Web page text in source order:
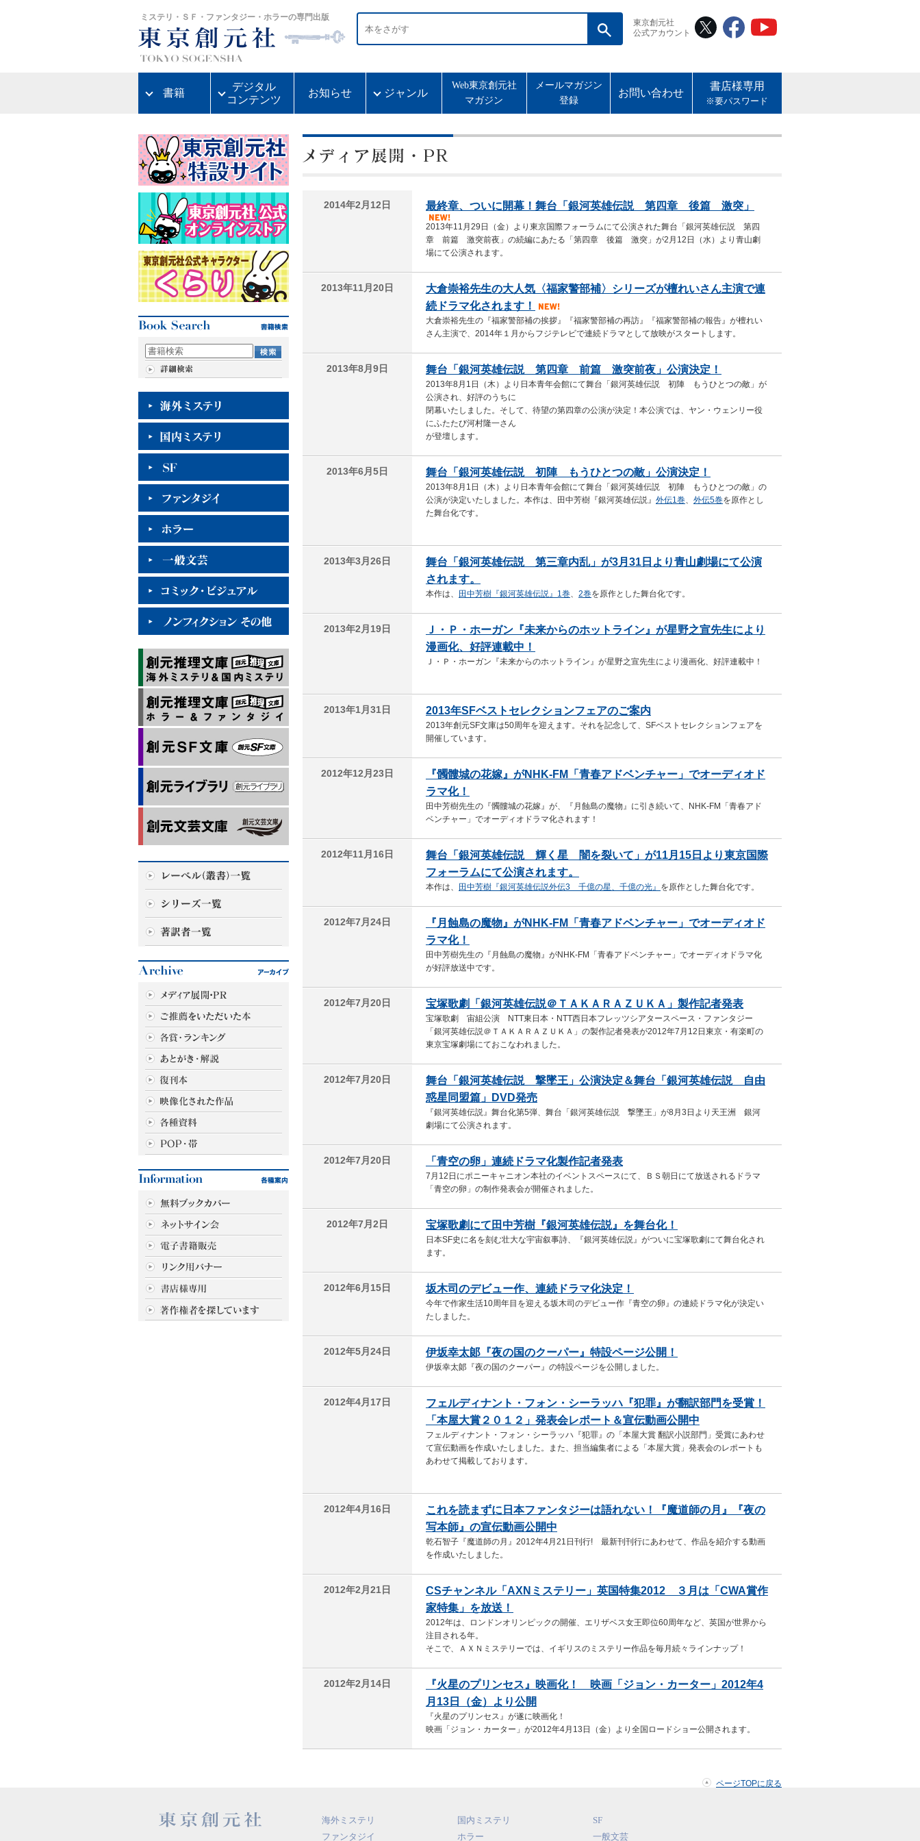
ミステリ・ＳＦ・ファンタジー・ホラーの専門出版
東京創元社
公式アカウント
書籍
デジタル
コンテンツ
お知らせ ジャンル
Web東京創元社
マガジン
メールマガジン
登録
お問い合わせ
書店様専用
※要パスワード
2014年2月12日 最終章、ついに開幕！舞台「銀河英雄伝説 第四章 後篇 激突」
2013年11月29日（金）より東京国際フォーラムにて公演された舞台「銀河英雄伝説 第四
章 前篇 激突前夜」の続編にあたる「第四章 後篇 激突」が2月12日（水）より青山劇
場にて公演されます。
2013年11月20日
大倉崇裕先生の大人気〈福家警部補〉シリーズが檀れいさん主演で連
続ドラマ化されます！
大倉崇裕先生の『福家警部補の挨拶』『福家警部補の再訪』『福家警部補の報告』が檀れい
さん主演で、2014年１月からフジテレビで連続ドラマとして放映がスタートします。
2013年8月9日 舞台「銀河英雄伝説 第四章 前篇 激突前夜」公演決定！
2013年8月1日（木）より日本青年会館にて舞台「銀河英雄伝説 初陣 もうひとつの敵」が
公演され、好評のうちに
閉幕いたしました。そして、待望の第四章の公演が決定！本公演では、ヤン・ウェンリー役
にふたたび河村隆一さん
が登壇します。
2013年6月5日 舞台「銀河英雄伝説 初陣 もうひとつの敵」公演決定！
2013年8月1日（木）より日本青年会館にて舞台「銀河英雄伝説 初陣 もうひとつの敵」の
公演が決定いたしました。本作は、田中芳樹『銀河英雄伝説』 外伝1巻、 外伝5巻を原作とし
た舞台化です。
2013年3月26日
舞台「銀河英雄伝説 第三章内乱」が3月31日より青山劇場にて公演
されます。
本作は、 田中芳樹『銀河英雄伝説』1巻、 2巻を原作とした舞台化です。
2013年2月19日
Ｊ・Ｐ・ホーガン『未来からのホットライン』が星野之宣先生により
漫画化、好評連載中！
Ｊ・Ｐ・ホーガン『未来からのホットライン』が星野之宣先生により漫画化、好評連載中！
2013年1月31日 2013年SFベストセレクションフェアのご案内
2013年創元SF文庫は50周年を迎えます。それを記念して、SFベストセレクションフェアを
開催しています。
2012年12月23日
『髑髏城の花嫁』がNHK-FM「青春アドベンチャー」でオーディオド
ラマ化！
田中芳樹先生の『髑髏城の花嫁』が、『月蝕島の魔物』に引き続いて、NHK-FM「青春アド
ベンチャー」でオーディオドラマ化されます！
2012年11月16日
舞台「銀河英雄伝説 輝く星 闇を裂いて」が11月15日より東京国際
フォーラムにて公演されます。
本作は、 田中芳樹『銀河英雄伝説外伝3 千億の星、千億の光』 を原作とした舞台化です。
2012年7月24日
『月蝕島の魔物』がNHK-FM「青春アドベンチャー」でオーディオド
ラマ化！
田中芳樹先生の『月蝕島の魔物』がNHK-FM「青春アドベンチャー」でオーディオドラマ化
が好評放送中です。
2012年7月20日 宝塚歌劇「銀河英雄伝説＠ＴＡＫＡＲＡＺＵＫＡ」製作記者発表
宝塚歌劇 宙組公演 NTT東日本・NTT西日本フレッツシアタースペース・ファンタジー
「銀河英雄伝説＠ＴＡＫＡＲＡＺＵＫＡ」の製作記者発表が2012年7月12日東京・有楽町の
東京宝塚劇場にておこなわれました。
2012年7月20日
舞台「銀河英雄伝説 撃墜王」公演決定＆舞台「銀河英雄伝説 自由
惑星同盟篇」DVD発売
『銀河英雄伝説』舞台化第5弾、舞台「銀河英雄伝説 撃墜王」が8月3日より天王洲 銀河
劇場にて公演されます。
2012年7月20日 「青空の卵」連続ドラマ化製作記者発表
7月12日にポニーキャニオン本社のイベントスペースにて、ＢＳ朝日にて放送されるドラマ
「青空の卵」の制作発表会が開催されました。
2012年7月2日 宝塚歌劇にて田中芳樹『銀河英雄伝説』を舞台化！
日本SF史に名を刻む壮大な宇宙叙事詩、『銀河英雄伝説』がついに宝塚歌劇にて舞台化され
ます。
2012年6月15日 坂木司のデビュー作、連続ドラマ化決定！
今年で作家生活10周年目を迎える坂木司のデビュー作『青空の卵』の連続ドラマ化が決定い
たしました。
2012年5月24日 伊坂幸太郞『夜の国のクーパー』特設ページ公開！
伊坂幸太郞『夜の国のクーパー』の特設ページを公開しました。
2012年4月17日
フェルディナント・フォン・シーラッハ『犯罪』が翻訳部門を受賞！
「本屋大賞２０１２」発表会レポート＆宣伝動画公開中
フェルディナント・フォン・シーラッハ『犯罪』の「本屋大賞 翻訳小説部門」受賞にあわせ
て宣伝動画を作成いたしました。また、担当編集者による「本屋大賞」発表会のレポートも
あわせて掲載しております。
2012年4月16日
これを読まずに日本ファンタジーは語れない！『魔道師の月』『夜の
写本師』の宣伝動画公開中
乾石智子『魔道師の月』2012年4月21日刊行! 最新刊刊行にあわせて、作品を紹介する動画
を作成いたしました。
2012年2月21日
CSチャンネル「AXNミステリー」英国特集2012 ３月は「CWA賞作
家特集」を放送！
2012年は、ロンドンオリンピックの開催、エリザベス女王即位60周年など、英国が世界から
注目される年。
そこで、ＡＸＮミステリーでは、イギリスのミステリー作品を毎月続々ラインナップ！
2012年2月14日
『火星のプリンセス』映画化！ 映画「ジョン・カーター」2012年4
月13日（金）より公開
『火星のプリンセス』が遂に映画化！
映画「ジョン・カーター」が2012年4月13日（金）より全国ロードショー公開されます。
ページTOPに戻る
海外ミステリ 国内ミステリ
SF
ファンタジイ
ホラー 一般文芸